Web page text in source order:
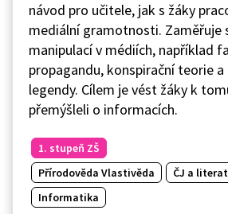
návod pro učitele, jak s žáky
mediální gramotnosti. Zaměřuje
manipulací v médiích, například
propagandu, konspirační teorie
legendy. Cílem je vést žáky k
přemýšleli o informacích.
1. stupeň ZŠ
Přírodověda Vlastivěda
ČJ a
Informatika